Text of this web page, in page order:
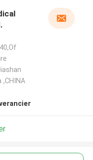
,CHINA